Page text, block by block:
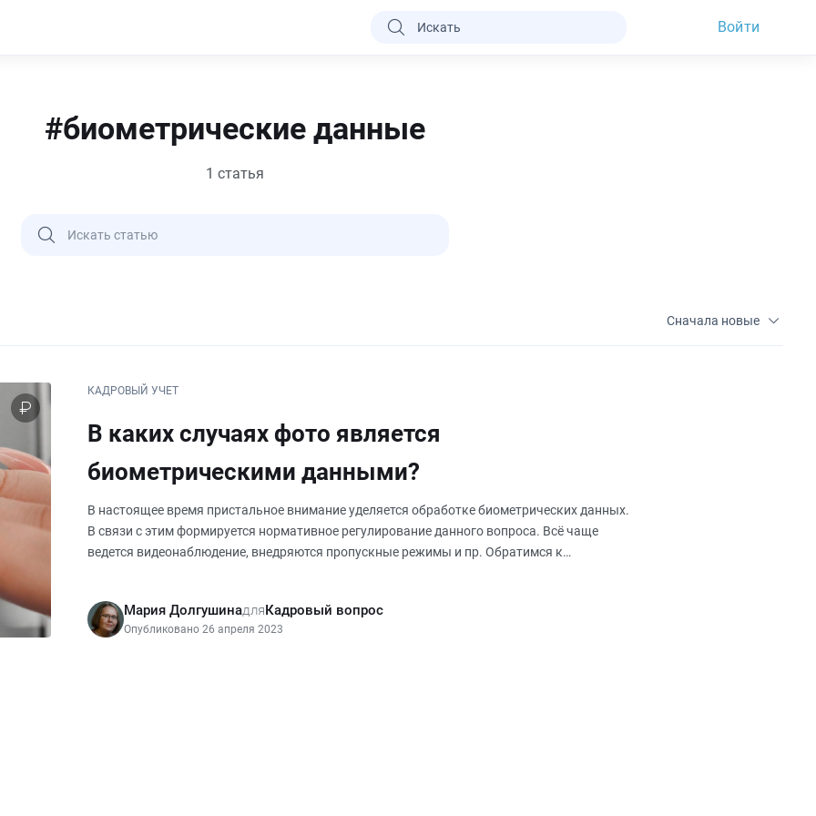
Войти
#биометрические данные
1 статья
Сначала новые
КАДРОВЫЙ УЧЕТ
В каких случаях фото является
биометрическими данными?
В настоящее время пристальное внимание уделяется обработке биометрических данных.
В связи с этим формируется нормативное регулирование данного вопроса. Всё чаще
ведется видеонаблюдение, внедряются пропускные режимы и пр. Обратимся к
Мария ДолгушинадляКадровый вопрос
Опубликовано 26 апреля 2023